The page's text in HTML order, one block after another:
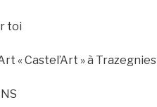
toi
« Castel’Art » à Trazegnies